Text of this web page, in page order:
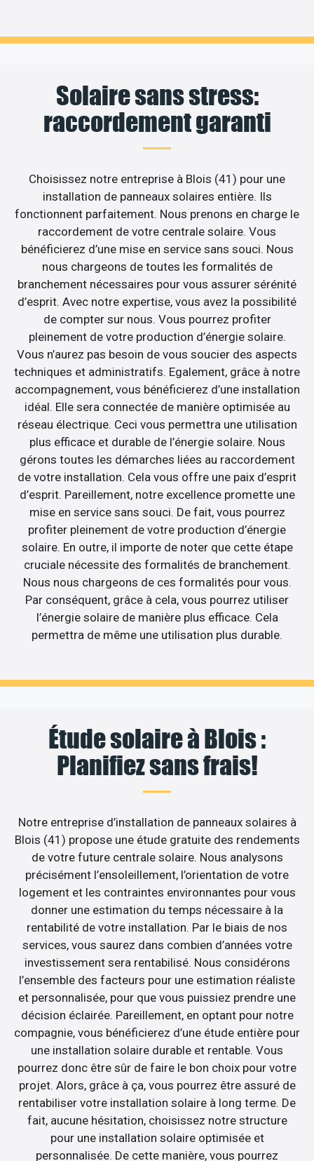
Solaire sans stress:
raccordement garanti
Choisissez notre entreprise à Blois (41) pour une
installation de panneaux solaires entière. Ils
fonctionnent parfaitement. Nous prenons en charge le
raccordement de votre centrale solaire. Vous
bénéficierez d’une mise en service sans souci. Nous
nous chargeons de toutes les formalités de
branchement nécessaires pour vous assurer sérénité
d’esprit. Avec notre expertise, vous avez la possibilité
de compter sur nous. Vous pourrez profiter
pleinement de votre production d’énergie solaire.
Vous n’aurez pas besoin de vous soucier des aspects
techniques et administratifs. Egalement, grâce à notre
accompagnement, vous bénéficierez d’une installation
idéal. Elle sera connectée de manière optimisée au
réseau électrique. Ceci vous permettra une utilisation
plus efficace et durable de l’énergie solaire. Nous
gérons toutes les démarches liées au raccordement
de votre installation. Cela vous offre une paix d’esprit
d’esprit. Pareillement, notre excellence promette une
mise en service sans souci. De fait, vous pourrez
profiter pleinement de votre production d’énergie
solaire. En outre, il importe de noter que cette étape
cruciale nécessite des formalités de branchement.
Nous nous chargeons de ces formalités pour vous.
Par conséquent, grâce à cela, vous pourrez utiliser
l’énergie solaire de manière plus efficace. Cela
permettra de même une utilisation plus durable.
Étude solaire à Blois :
Planifiez sans frais!
Notre entreprise d’installation de panneaux solaires à
Blois (41) propose une étude gratuite des rendements
de votre future centrale solaire. Nous analysons
précisément l’ensoleillement, l’orientation de votre
logement et les contraintes environnantes pour vous
donner une estimation du temps nécessaire à la
rentabilité de votre installation. Par le biais de nos
services, vous saurez dans combien d’années votre
investissement sera rentabilisé. Nous considérons
l’ensemble des facteurs pour une estimation réaliste
et personnalisée, pour que vous puissiez prendre une
décision éclairée. Pareillement, en optant pour notre
compagnie, vous bénéficierez d’une étude entière pour
une installation solaire durable et rentable. Vous
pourrez donc être sûr de faire le bon choix pour votre
projet. Alors, grâce à ça, vous pourrez être assuré de
rentabiliser votre installation solaire à long terme. De
fait, aucune hésitation, choisissez notre structure
pour une installation solaire optimisée et
personnalisée. De cette manière, vous pourrez